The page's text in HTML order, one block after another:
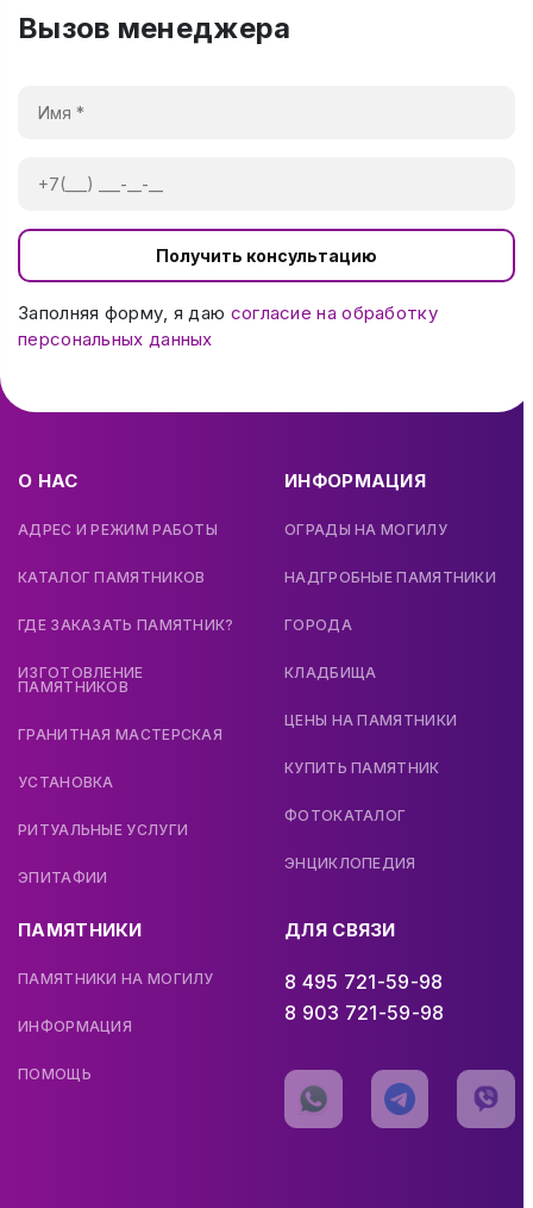
Вызов менеджера
Получить консультацию
Заполняя форму, я даю согласие на обработку
персональных данных
О НАС
АДРЕС И РЕЖИМ РАБОТЫ
КАТАЛОГ ПАМЯТНИКОВ
ГДЕ ЗАКАЗАТЬ ПАМЯТНИК?
ИЗГОТОВЛЕНИЕ
ПАМЯТНИКОВ
ГРАНИТНАЯ МАСТЕРСКАЯ
УСТАНОВКА
РИТУАЛЬНЫЕ УСЛУГИ
ЭПИТАФИИ
ИНФОРМАЦИЯ
ОГРАДЫ НА МОГИЛУ
НАДГРОБНЫЕ ПАМЯТНИКИ
ГОРОДА
КЛАДБИЩА
ЦЕНЫ НА ПАМЯТНИКИ
КУПИТЬ ПАМЯТНИК
ФОТОКАТАЛОГ
ЭНЦИКЛОПЕДИЯ
ПАМЯТНИКИ
ПАМЯТНИКИ НА МОГИЛУ
ИНФОРМАЦИЯ
ПОМОЩЬ
ДЛЯ СВЯЗИ
8 495 721-59-98
8 903 721-59-98